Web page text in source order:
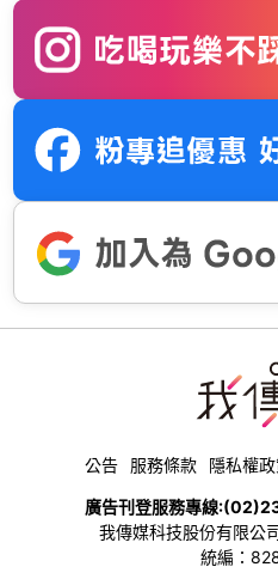
公告 服務條款 隱私權
廣告刊登服務專線:
我傳媒科技股份有限公
統編：